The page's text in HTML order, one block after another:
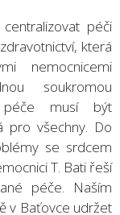
péči
která
nemocnicemi
soukromou
péče musí být
pro všechny. Do
se srdcem
T. Bati řeší
péče. Naším
v Baťovce udržet